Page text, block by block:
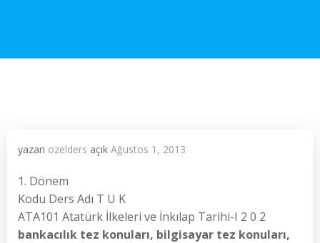
yazarı ozelders açık Ağustos 1, 2013
1. Dönem
Kodu Ders Adı T U K
ATA101 Atatürk İlkeleri ve İnkılap Tarihi-I 2 0 2
bankacılık tez konuları, bilgisayar tez konuları,